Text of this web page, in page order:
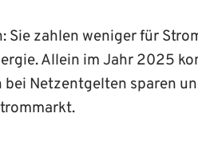
zahlen weniger für
Allein im Jahr 2025
Netzentgelten sparen